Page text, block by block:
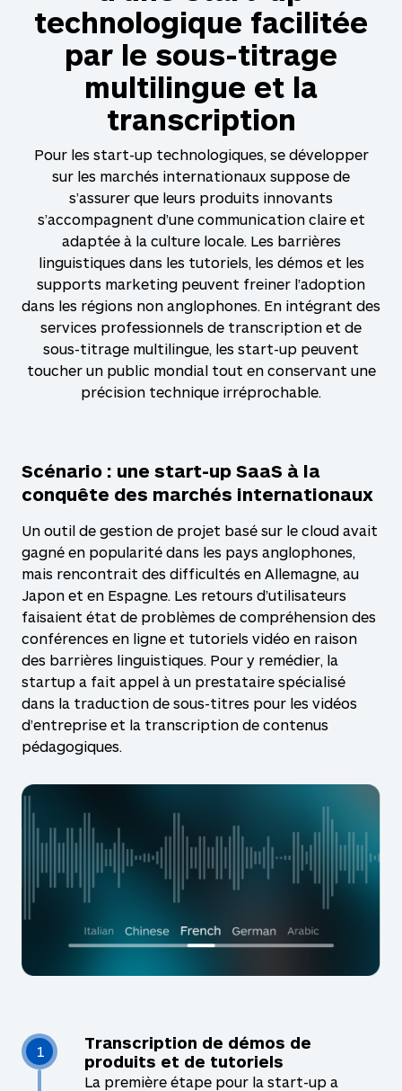
technologique facilitée
par le sous-titrage
multilingue et la
transcription
Pour les start-up technologiques, se développer
sur les marchés internationaux suppose de
s’assurer que leurs produits innovants
s’accompagnent d’une communication claire et
adaptée à la culture locale. Les barrières
linguistiques dans les tutoriels, les démos et les
supports marketing peuvent freiner l’adoption
dans les régions non anglophones. En intégrant des
services professionnels de transcription et de
sous-titrage multilingue, les start-up peuvent
toucher un public mondial tout en conservant une
précision technique irréprochable.
Scénario : une start-up SaaS à la
conquête des marchés internationaux
Un outil de gestion de projet basé sur le cloud avait
gagné en popularité dans les pays anglophones,
mais rencontrait des difficultés en Allemagne, au
Japon et en Espagne. Les retours d’utilisateurs
faisaient état de problèmes de compréhension des
conférences en ligne et tutoriels vidéo en raison
des barrières linguistiques. Pour y remédier, la
startup a fait appel à un prestataire spécialisé
dans la traduction de sous-titres pour les vidéos
d’entreprise et la transcription de contenus
pédagogiques.
1
Transcription de démos de
produits et de tutoriels
La première étape pour la start-up a